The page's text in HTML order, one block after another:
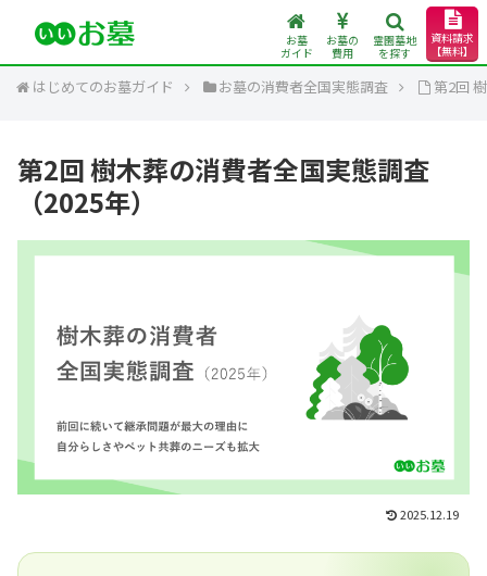
お墓
ガイド
お墓の
費用
霊園墓地
を探す
資料請求
【無料】
はじめてのお墓ガイド お墓の消費者全国実態調査 第2回
第2回 樹木葬の消費者全国実態調査
（2025年）
2025.12.19